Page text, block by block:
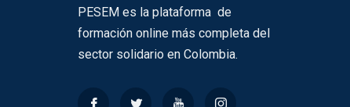
PESEM es la plataforma de
formación online más completa del
sector solidario en Colombia.